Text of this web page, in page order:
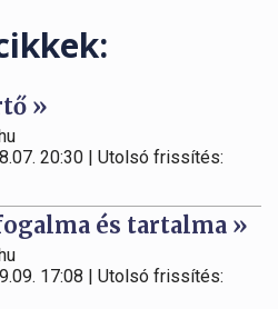
»
20:30 | Utolsó frissítés:
és tartalma »
17:08 | Utolsó frissítés: